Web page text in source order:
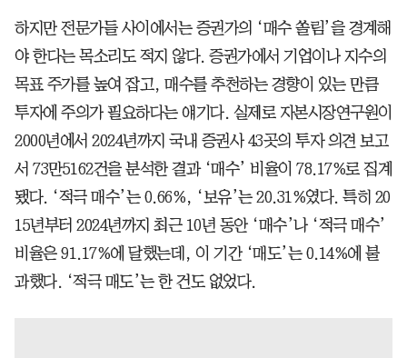
하지만 전문가들 사이에서는 증권가의 ‘매수 쏠림’을 경계해
야 한다는 목소리도 적지 않다. 증권가에서 기업이나 지수의
목표 주가를 높여 잡고, 매수를 추천하는 경향이 있는 만큼
투자에 주의가 필요하다는 얘기다. 실제로 자본시장연구원이
2000년에서 2024년까지 국내 증권사 43곳의 투자 의견 보고
서 73만5162건을 분석한 결과 ‘매수’ 비율이 78.17%로 집계
됐다. ‘적극 매수’는 0.66%, ‘보유’는 20.31%였다. 특히 20
15년부터 2024년까지 최근 10년 동안 ‘매수’나 ‘적극 매수’
비율은 91.17%에 달했는데, 이 기간 ‘매도’는 0.14%에 불
과했다. ‘적극 매도’는 한 건도 없었다.